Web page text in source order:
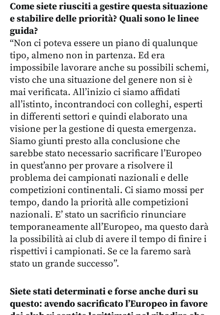
Come siete riusciti a gestire questa situazione
e stabilire delle priorità? Quali sono le linee
guida?
“Non ci poteva essere un piano di qualunque
tipo, almeno non in partenza. Ed era
impossibile lavorare anche su possibili schemi,
visto che una situazione del genere non si è
mai verificata. All’inizio ci siamo affidati
all’istinto, incontrandoci con colleghi, esperti
in differenti settori e quindi elaborato una
visione per la gestione di questa emergenza.
Siamo giunti presto alla conclusione che
sarebbe stato necessario sacrificare l’Europeo
in quest’anno per provare a risolvere il
problema dei campionati nazionali e delle
competizioni continentali. Ci siamo mossi per
tempo, dando la priorità alle competizioni
nazionali. E’ stato un sacrificio rinunciare
temporaneamente all’Europeo, ma questo darà
la possibilità ai club di avere il tempo di finire i
rispettivi i campionati. Se ce la faremo sarà
stato un grande successo”.
Siete stati determinati e forse anche duri su
questo: avendo sacrificato l’Europeo in favore